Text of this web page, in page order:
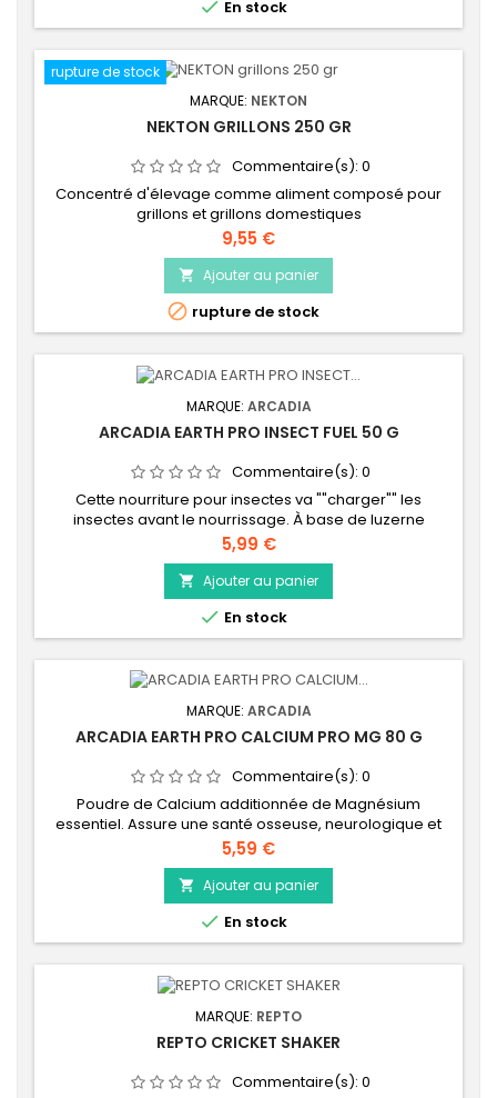
 En stock
rupture de stock
MARQUE: NEKTON
NEKTON GRILLONS 250 GR
Commentaire(s): 0
Concentré d'élevage comme aliment composé pour
grillons et grillons domestiques
Prix
9,55 €
 Ajouter au panier
 rupture de stock
MARQUE: ARCADIA
ARCADIA EARTH PRO INSECT FUEL 50 G
Commentaire(s): 0
Cette nourriture pour insectes va ""charger"" les
insectes avant le nourrissage. À base de luzerne
cultivée au Royaume-Uni avec des vitamines et des
minéraux à spectre complet. Caroténoïde puissant pour
la production de vitamine A et pollen d'abeille pour la
digestion et le bien-être général. Convient à tous les
animaux exotiques. Non toxique et sans...
Prix
5,99 €
 Ajouter au panier
 En stock
MARQUE: ARCADIA
ARCADIA EARTH PRO CALCIUM PRO MG 80 G
Commentaire(s): 0
Poudre de Calcium additionnée de Magnésium
essentiel. Assure une santé osseuse, neurologique et
musculaire optimale. Indispensable pour l'assimilation
naturelle, le stockage et l'utilisation du Calcium.
INGRÉDIENTS 90 % de carbonate de calcium 10%
Carbonate de Magnésium"USP1Facile à saupoudrer au-
dessus de la nourriture (vivante) pour ajouter du
calcium...
Prix
5,59 €
 Ajouter au panier
 En stock
MARQUE: REPTO
REPTO CRICKET SHAKER
Commentaire(s): 0